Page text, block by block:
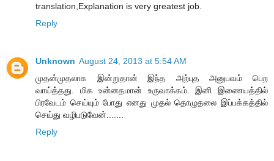
translation,Explanation is very greatest job.
Reply
Unknown August 24, 2013 at 5:54 AM
முதன்முதலாக இன்றுதான் இந்த அற்புத அனுபவம் பெற
வாய்த்தது. மிக உன்னதமான் உருவாக்கம். இனி இணையத்தில்
பிரவேடம் செய்யும் போது எனது முதல் தொழுதலை இப்பக்கத்தில்
செய்து வழிபடுவேன்.......
Reply